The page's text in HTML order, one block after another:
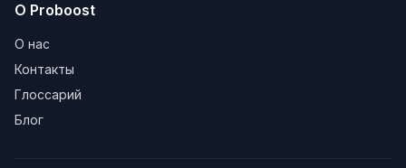
О Proboost
О нас
Контакты
Глоссарий
Блог